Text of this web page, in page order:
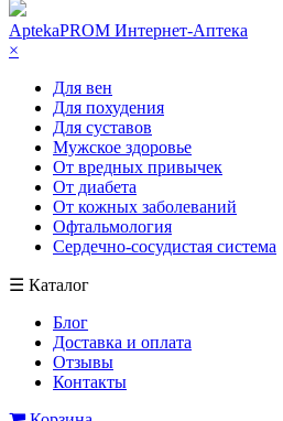
AptekaPROM Интернет-Аптека
×
Для вен
Для похудения
Для суставов
Мужское здоровье
От вредных привычек
От диабета
От кожных заболеваний
Офтальмология
Сердечно-сосудистая система
☰ Каталог
Блог
Доставка и оплата
Отзывы
Контакты